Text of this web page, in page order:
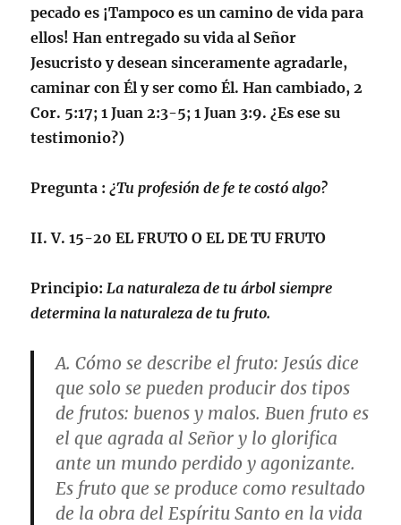
pecado es ¡Tampoco es un camino de vida para
ellos! Han entregado su vida al Señor
Jesucristo y desean sinceramente agradarle,
caminar con Él y ser como Él. Han cambiado, 2
Cor. 5:17;1 Juan 2:3-5; 1 Juan 3:9. ¿Es ese su
testimonio?)
Pregunta :¿Tu profesión de fe te costó algo?
II. V. 15-20EL FRUTO O EL DE TU FRUTO
Principio: La naturaleza de tu árbol siempre
determina la naturaleza de tu fruto.
A.Cómo se describe el fruto: Jesús dice
que solo se pueden producir dos tipos
de frutos: buenos y malos. Buen fruto es
el que agrada al Señor y lo glorifica
ante un mundo perdido y agonizante.
Es fruto que se produce como resultado
de la obra del Espíritu Santo en la vida